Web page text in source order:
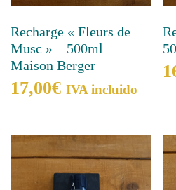
Recharge « Fleurs de
Musc » – 500ml –
Maison Berger
17,00€ IVA incluido